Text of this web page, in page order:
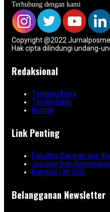
Terhubung dengan kami
Copyright @2022
Hak cipta dilindungi undang-
Redaksional
Tentang Kami
Tim Redaksi
Kontak
Link Penting
Fakultas Dakwah dan
Jurusan Ilmu Komunikasi
Kampus UIN SGD
Belangganan Newsletter